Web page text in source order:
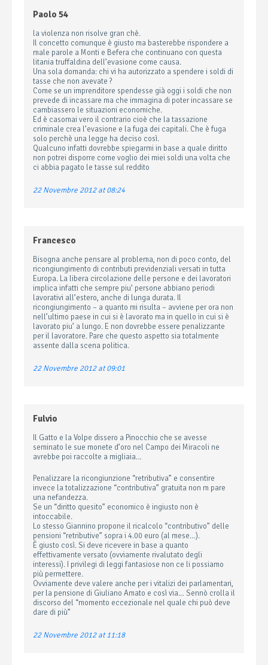
Paolo 54
la violenza non risolve gran chè.
Il concetto comunque è giusto ma basterebbe rispondere a
male parole a Monti e Befera che continuano con questa
litania truffaldina dell’evasione come causa.
Una sola domanda: chi vi ha autorizzato a spendere i soldi di
tasse che non avevate ?
Come se un imprenditore spendesse già oggi i soldi che non
prevede di incassare ma che immagina di poter incassare se
cambiassero le situazioni economiche.
Ed è casomai vero il contrario cioè che la tassazione
criminale crea l’evasione e la fuga dei capitali. Che è fuga
solo perchè una legge ha deciso così.
Qualcuno infatti dovrebbe spiegarmi in base a quale diritto
non potrei disporre come voglio dei miei soldi una volta che
ci abbia pagato le tasse sul reddito
22 Novembre 2012 at 08:24
Francesco
Bisogna anche pensare al problema, non di poco conto, del
ricongiungimento di contributi previdenziali versati in tutta
Europa. La libera circolazione delle persone e dei lavoratori
implica infatti che sempre piu’ persone abbiano periodi
lavorativi all’estero, anche di lunga durata. Il
ricongiungimento – a quanto mi risulta – avviene per ora non
nell’ultimo paese in cui si è lavorato ma in quello in cui si è
lavorato piu’ a lungo. E non dovrebbe essere penalizzante
per il lavoratore. Pare che questo aspetto sia totalmente
assente dalla scena politica.
22 Novembre 2012 at 09:01
Fulvio
Il Gatto e la Volpe dissero a Pinocchio che se avesse
seminato le sue monete d’oro nel Campo dei Miracoli ne
avrebbe poi raccolte a migliaia…
Penalizzare la ricongiunzione “retributiva” e consentire
invece la totalizzazione “contributiva” gratuita non m pare
una nefandezza.
Se un “diritto quesito” economico è ingiusto non è
intoccabile.
Lo stesso Giannino propone il ricalcolo “contributivo” delle
pensioni “retributive” sopra i 4.00 euro (al mese…).
È giusto così. Si deve ricevere in base a quanto
effettivamente versato (ovviamente rivalutato degli
interessi). I privilegi di leggi fantasiose non ce li possiamo
più permettere.
Ovviamente deve valere anche per i vitalizi dei parlamentari,
per la pensione di Giuliano Amato e così via… Sennò crolla il
discorso del “momento eccezionale nel quale chi può deve
dare di più”
22 Novembre 2012 at 11:18